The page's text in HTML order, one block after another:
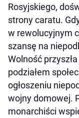
Rosyjskiego,
strony caratu.
w rewolucyjnym
szansę na
Wolność
podziałem
ogłoszeniu
wojny domowej.
monarchiści